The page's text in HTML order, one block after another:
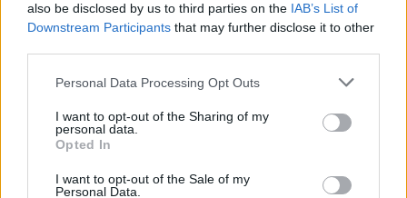
also be disclosed by us to third parties on the IAB’s List of
Downstream Participants that may further disclose it to other
Personal Data Processing Opt Outs
I want to opt-out of the Sharing of my
personal data.
Opted In
I want to opt-out of the Sale of my
Personal Data.
CHELSEA (4-2-3-1): Jorgensen 5; Gusto
7.5, Pedro Neto 7; Joao Pedro 5.5 (83' Delap
s.v.).
Ammoniti: Kvaratskhelia (P)